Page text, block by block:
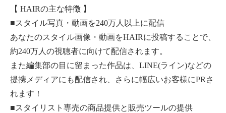
【 HAIRの主な特徴 】
■スタイル写真・動画を240万人以上に配信
あなたのスタイル画像・動画をHAIRに投稿することで、
約240万人の視聴者に向けて配信されます。
また編集部の目に留まった作品は、LINE(ライン)などの
提携メディアにも配信され、さらに幅広いお客様にPRさ
れます！
■スタイリスト専売の商品提供と販売ツールの提供